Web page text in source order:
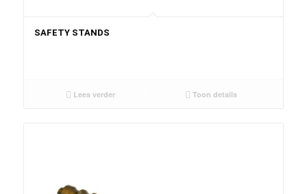
SAFETY STANDS
Lees verder Toon details